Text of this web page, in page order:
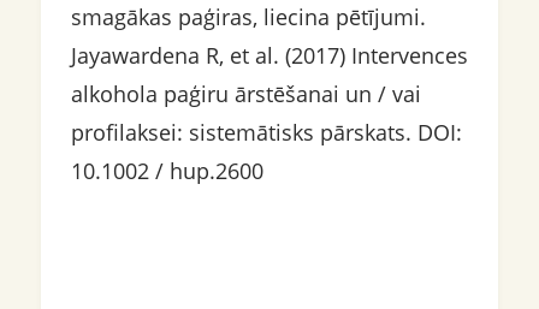
smagākas paģiras, liecina pētījumi.
Jayawardena R, et al. (2017) Intervences
alkohola paģiru ārstēšanai un / vai
profilaksei: sistemātisks pārskats. DOI:
10.1002 / hup.2600